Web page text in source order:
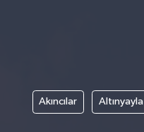
Akıncılar Altınyayla